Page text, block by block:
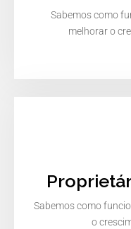
Sabemos como
melhorar o
Sabemos como
o